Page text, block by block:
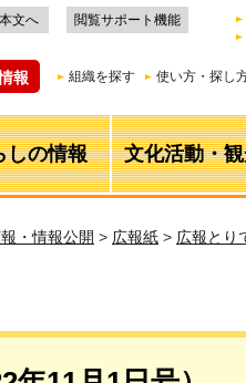
本文へ 閲覧サポート機能
報 組織を探す 使い方・探し
しの情報 文化活動・
・情報公開 > 広報紙 > 広報とり